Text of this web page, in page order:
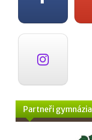
Partneři gymnázia